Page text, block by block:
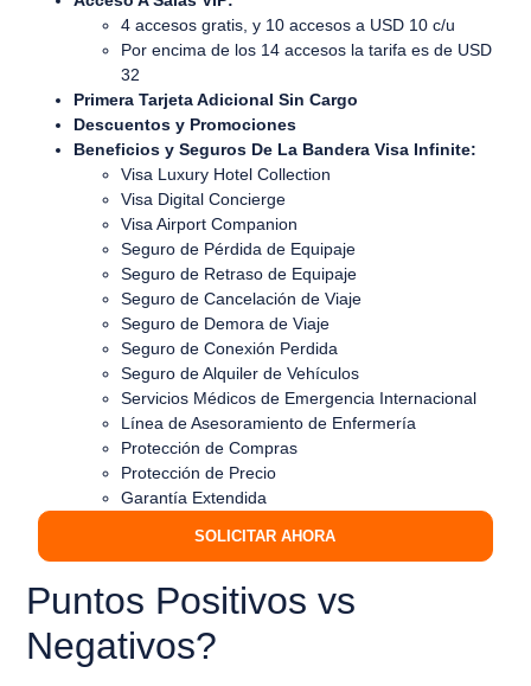
4 accesos gratis, y 10 accesos a USD 10 c/u
Por encima de los 14 accesos la tarifa es de USD
32
Primera Tarjeta Adicional Sin Cargo
Descuentos y Promociones
Beneficios y Seguros De La Bandera Visa Infinite:
Visa Luxury Hotel Collection
Visa Digital Concierge
Visa Airport Companion
Seguro de Pérdida de Equipaje
Seguro de Retraso de Equipaje
Seguro de Cancelación de Viaje
Seguro de Demora de Viaje
Seguro de Conexión Perdida
Seguro de Alquiler de Vehículos
Servicios Médicos de Emergencia Internacional
Línea de Asesoramiento de Enfermería
Protección de Compras
Protección de Precio
Garantía Extendida
SOLICITAR AHORA
Puntos Positivos vs
Negativos?